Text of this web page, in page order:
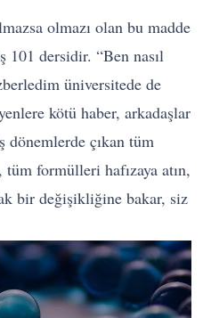
olmazı olan bu madde
101 dersidir. “Ben nasıl
üniversitede de
kötü haber, arkadaşlar
çıkan tüm
tüm formülleri hafızaya atın,
bir değişikliğine bakar, siz